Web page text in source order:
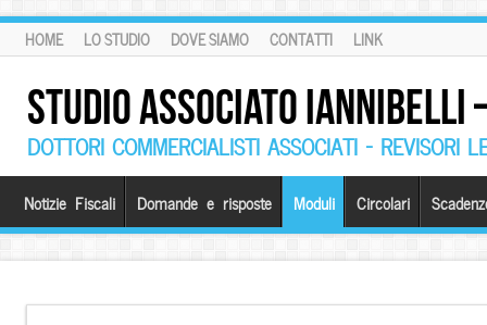
HOME LO STUDIO DOVE SIAMO CONTATTI LINK
STUDIO ASSOCIATO
DOTTORI COMMERCIALISTI ASSOCIATI – REVISORI
Notizie Fiscali Domande e risposte Moduli Circolari